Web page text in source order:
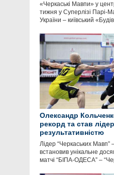
«Черкаські Мавпи» у
тижня у Суперлізі Парі-
України – київський
Олександр
рекорд та став
результативністю
Лідер “Черкаських Мавп”
встановив унікальне
матчі “БІПА-ОДЕСА” –